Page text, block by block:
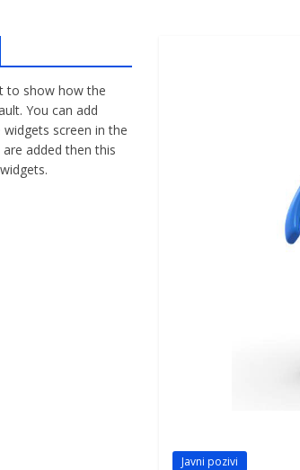
Javni pozivi
to show how the
You can add
screen in the
added then this